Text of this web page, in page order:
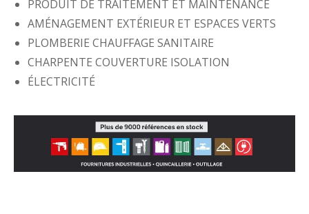
PRODUIT DE TRAITEMENT ET MAINTENANCE
AMÉNAGEMENT EXTÉRIEUR ET ESPACES VERTS
PLOMBERIE CHAUFFAGE SANITAIRE
CHARPENTE COUVERTURE ISOLATION
ÉLECTRICITÉ